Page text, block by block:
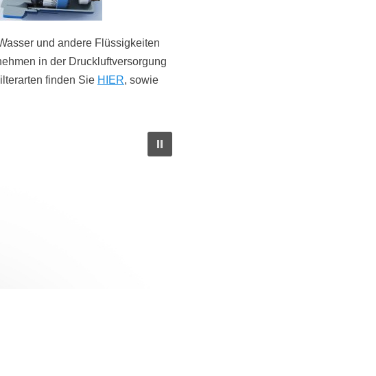
und andere Flüssigkeiten
in der Druckluftversorgung
finden Sie HIER, sowie